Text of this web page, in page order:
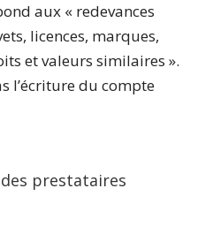
aux « redevances
licences, marques,
et valeurs similaires ».
l’écriture du compte
prestataires